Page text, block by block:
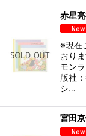
赤星
※現在
おり
モン
版社
シ…
宮田